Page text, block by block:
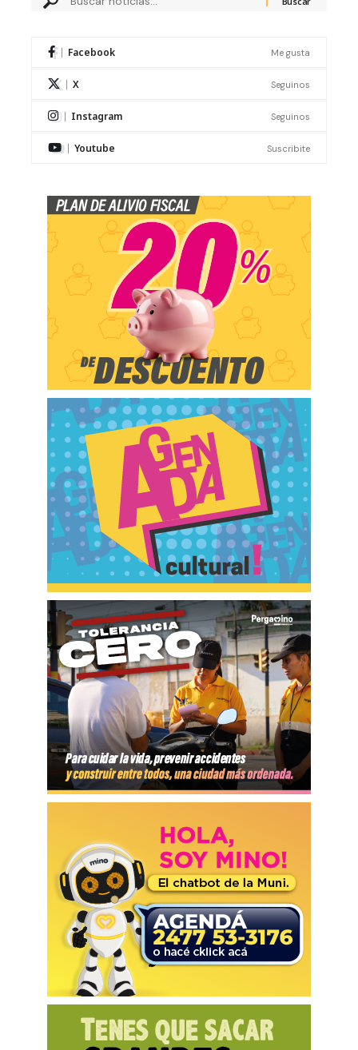
Facebook Me gusta
X Seguinos
Instagram Seguinos
Youtube Suscribite